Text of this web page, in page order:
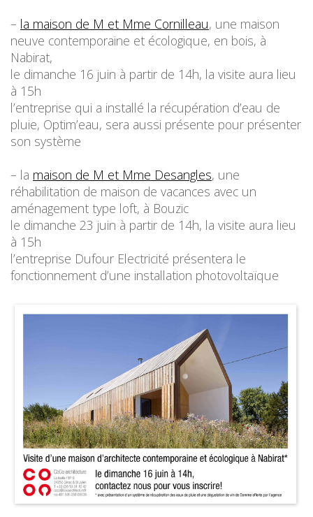
– la maison de M et Mme Cornilleau, une maison
neuve contemporaine et écologique, en bois, à
Nabirat,
le dimanche 16 juin à partir de 14h, la visite aura lieu
à 15h
l’entreprise qui a installé la récupération d’eau de
pluie, Optim’eau, sera aussi présente pour présenter
son système
– la maison de M et Mme Desangles, une
réhabilitation de maison de vacances avec un
aménagement type loft, à Bouzic
le dimanche 23 juin à partir de 14h, la visite aura lieu
à 15h
l’entreprise Dufour Electricité présentera le
fonctionnement d’une installation photovoltaïque